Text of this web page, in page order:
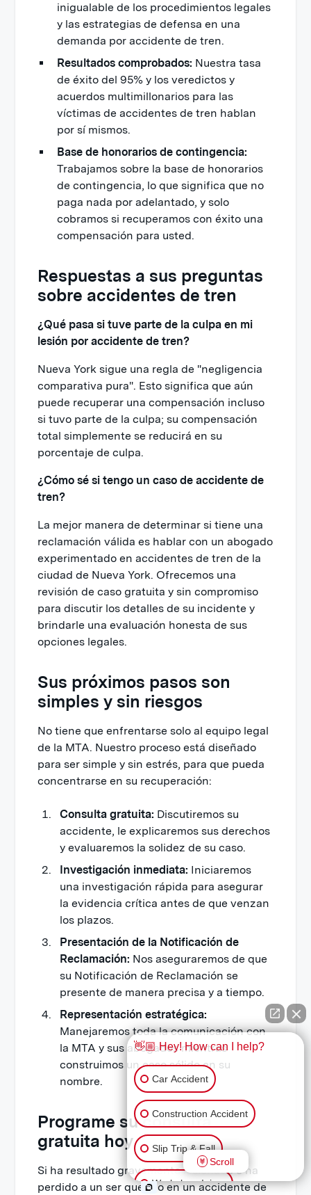
inigualable de los procedimientos legales
y las estrategias de defensa en una
demanda por accidente de tren.
Resultados comprobados: Nuestra tasa
de éxito del 95% y los veredictos y
acuerdos multimillonarios para las
víctimas de accidentes de tren hablan
por sí mismos.
Base de honorarios de contingencia:
Trabajamos sobre la base de honorarios
de contingencia, lo que significa que no
paga nada por adelantado, y solo
cobramos si recuperamos con éxito una
compensación para usted.
Respuestas a sus preguntas
sobre accidentes de tren
¿Qué pasa si tuve parte de la culpa en mi
lesión por accidente de tren?
Nueva York sigue una regla de "negligencia
comparativa pura". Esto significa que aún
puede recuperar una compensación incluso
si tuvo parte de la culpa; su compensación
total simplemente se reducirá en su
porcentaje de culpa.
¿Cómo sé si tengo un caso de accidente de
tren?
La mejor manera de determinar si tiene una
reclamación válida es hablar con un abogado
experimentado en accidentes de tren de la
ciudad de Nueva York. Ofrecemos una
revisión de caso gratuita y sin compromiso
para discutir los detalles de su incidente y
brindarle una evaluación honesta de sus
opciones legales.
Sus próximos pasos son
simples y sin riesgos
No tiene que enfrentarse solo al equipo legal
de la MTA. Nuestro proceso está diseñado
para ser simple y sin estrés, para que pueda
concentrarse en su recuperación:
Consulta gratuita: Discutiremos su
accidente, le explicaremos sus derechos
y evaluaremos la solidez de su caso.
Investigación inmediata: Iniciaremos
una investigación rápida para asegurar
la evidencia crítica antes de que venzan
los plazos.
Presentación de la Notificación de
Reclamación: Nos aseguraremos de que
su Notificación de Reclamación se
presente de manera precisa y a tiempo.
Representación estratégica:
Manejaremos toda la comunicación con
la MTA y sus abogados mientras
construimos un caso sólido en su
nombre.
Programe su consulta
gratuita hoy
Si ha resultado gravemente lesionado o ha
perdido a un ser querido en un accidente de
👋🏼 Hey! How can I help?
Car Accident
Construction Accident
Slip Trip & Fall
Workplace Injury
Scroll